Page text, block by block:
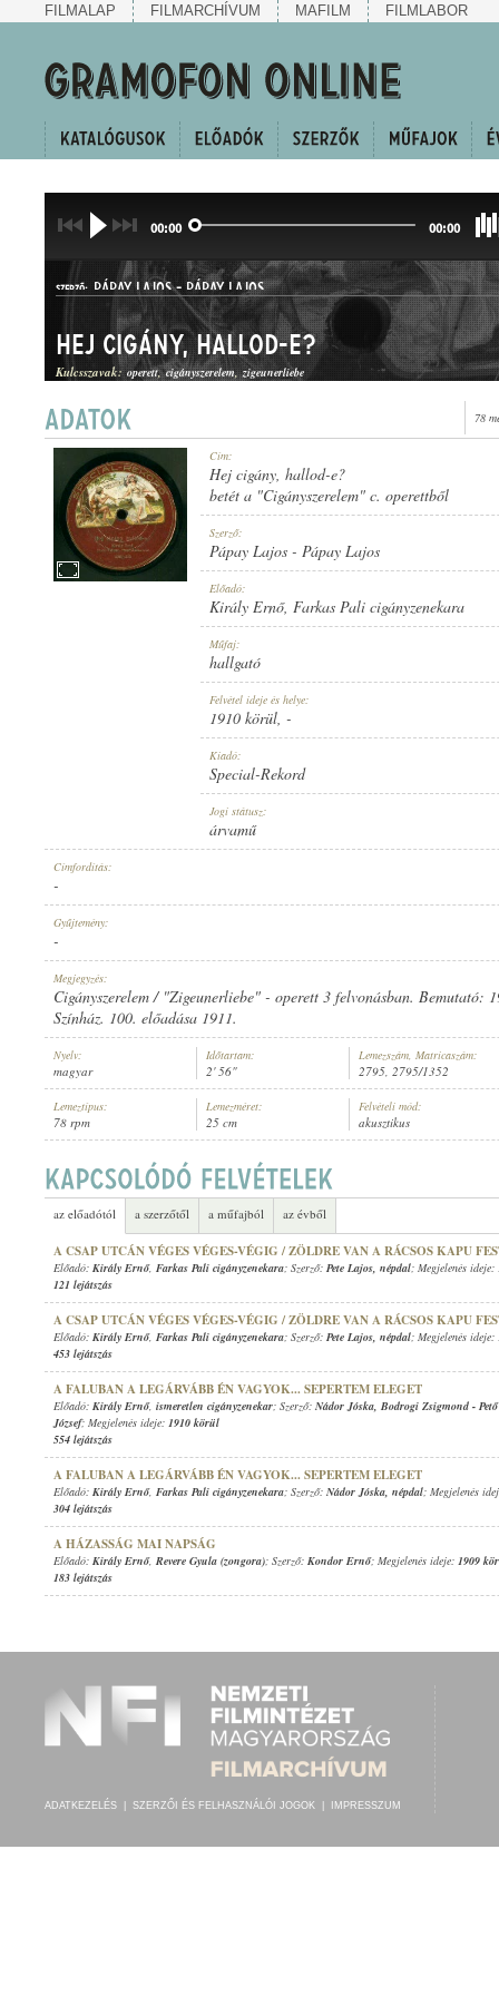
FILMALAP FILMARCHÍVUM MAFILM FILMLABOR
00:00 00:00
ELŐADÓ: FARKAS PALI CIGÁNYZENEKARA
SZERZŐ: PÁPAY LAJOS- PÁPAY LAJOS
HALLGATÓ
1910 KÖRÜL
2795
Hej cigány, hallod-e?
Kulcsszavak: operett cigányszerelem zigeunerliebe
78
Cím:
Hej cigány, hallod-e?
betét a "Cigányszerelem" c. operettből
Szerző:
Pápay Lajos - Pápay Lajos
Előadó:
Király Ernő, Farkas Pali cigányzenekara
Műfaj:
hallgató
Felvétel ideje és helye:
1910 körül, -
Kiadó:
Special-Rekord
Jogi státusz:
árvamű
Címfordítás:
-
Gyűjtemény:
-
Megjegyzés:
Cigányszerelem / "Zigeunerliebe" - operett 3 felvonásban. Bemutató:
Színház. 100. előadása 1911.
Nyelv:
magyar
Időtartam:
2' 56"
Lemezszám, Matricaszám:
2795, 2795/1352
Lemeztípus:
78 rpm
Lemezméret:
25 cm
Felvételi mód:
akusztikus
az előadótól a szerzőtől a műfajból az évből
A CSAP UTCÁN VÉGES VÉGES-VÉGIG / ZÖLDRE VAN A RÁCSOS KAPU
Előadó: Király Ernő, Farkas Pali cigányzenekara; Szerző: Pete Lajos, népdal; Megjelenés ideje:
121 lejátszás
A CSAP UTCÁN VÉGES VÉGES-VÉGIG / ZÖLDRE VAN A RÁCSOS KAPU
Előadó: Király Ernő, Farkas Pali cigányzenekara; Szerző: Pete Lajos, népdal; Megjelenés ideje:
453 lejátszás
A FALUBAN A LEGÁRVÁBB ÉN VAGYOK... SEPERTEM ELEGET
Előadó: Király Ernő, ismeretlen cigányzenekar; Szerző: Nádor Jóska, Bodrogi Zsigmond -
József; Megjelenés ideje: 1910 körül
554 lejátszás
A FALUBAN A LEGÁRVÁBB ÉN VAGYOK... SEPERTEM ELEGET
Előadó: Király Ernő, Farkas Pali cigányzenekara; Szerző: Nádor Jóska, népdal; Megjelenés
304 lejátszás
A HÁZASSÁG MAI NAPSÁG
Előadó: Király Ernő, Revere Gyula (zongora); Szerző: Kondor Ernő; Megjelenés ideje: 1909
183 lejátszás
ADATKEZELÉS SZERZŐI ÉS FELHASZNÁLÓI JOGOK IMPRESSZUM